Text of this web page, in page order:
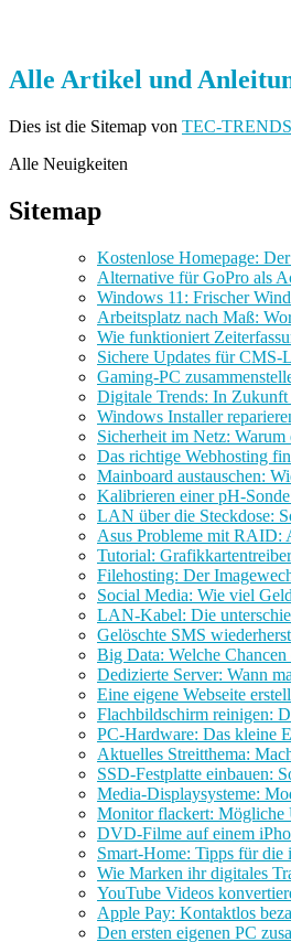
Alle Artikel und
Dies ist die Sitemap von TEC-
Alle Neuigkeiten
Sitemap
Kostenlose Homepage:
Alternative für GoPro als
Windows 11: Frischer
Arbeitsplatz nach Maß:
Wie funktioniert
Sichere Updates für CMS-
Gaming-PC
Digitale Trends: In
Windows Installer
Sicherheit im Netz:
Das richtige Webhosting
Mainboard austauschen:
Kalibrieren einer pH-
LAN über die Steckdose:
Asus Probleme mit RAID:
Tutorial:
Filehosting: Der
Social Media: Wie viel
LAN-Kabel: Die
Gelöschte SMS
Big Data: Welche
Dedizierte Server: Wann
Eine eigene Webseite
Flachbildschirm reinigen:
PC-Hardware: Das kleine
Aktuelles Streitthema:
SSD-Festplatte einbauen:
Media-Displaysysteme:
Monitor flackert: Mögliche
DVD-Filme auf einem
Smart-Home: Tipps für die
Wie Marken ihr digitales
YouTube Videos
Apple Pay: Kontaktlos
Den ersten eigenen PC